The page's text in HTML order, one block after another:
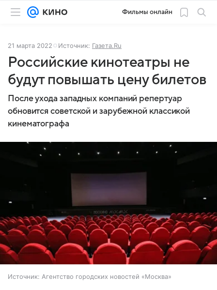
Фильмы онлайн
21 марта 2022 Источник: Газета.Ru
Российские кинотеатры не
будут повышать цену билетов
После ухода западных компаний репертуар
обновится советской и зарубежной классикой
кинематографа
Источник: Агентство городских новостей «Москва»